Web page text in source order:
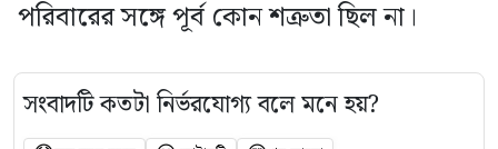
পরিবারের সঙ্গে পূর্ব কোন শত্রুতা ছিল না।
সংবাদটি কতটা নির্ভরযোগ্য বলে মনে হয়?